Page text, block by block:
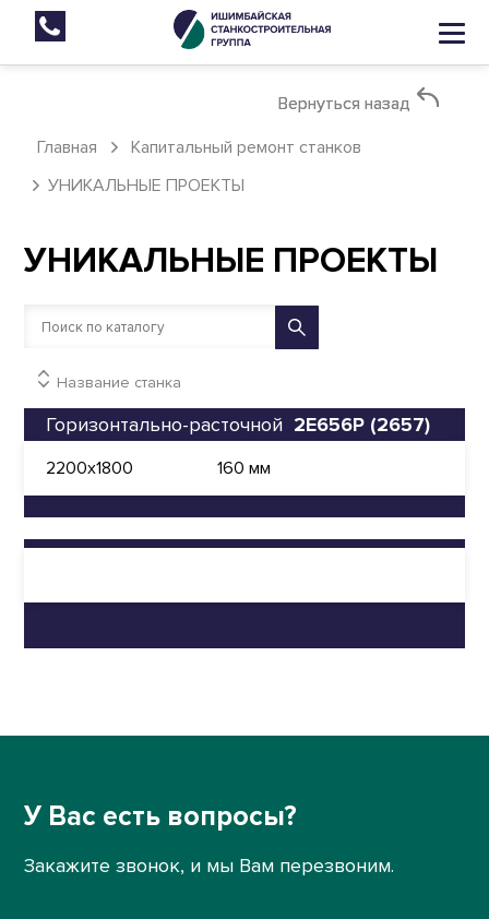
Вернуться назад
Главная
Вернуться назад
Капитальный ремонт станков
УНИКАЛЬНЫЕ ПРОЕКТЫ
УНИКАЛЬНЫЕ ПРОЕКТЫ
Название станка
Горизонтально-расточной 2Е656Р (2657)
2200x1800 160 мм
У Вас есть вопросы?
Закажите звонок, и мы Вам перезвоним.